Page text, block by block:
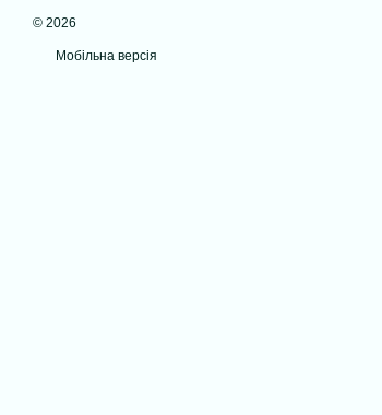
© 2026
Мобільна версія